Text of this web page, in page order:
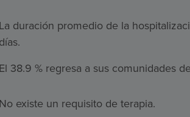
La duración promedio de la
días.
El 38.9 % regresa a sus comunidades
No existe un requisito de terapia.